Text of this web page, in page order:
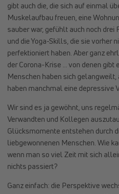
gibt auch die, die sich auf einmal
Muskelaufbau freuen, eine
sauber war, gefühlt auch noch
und die Yoga-Skills, die sie vorher
perfektioniert haben. Aber ganz
der Corona-Krise … von denen gibt
Menschen haben sich
haben manchmal eine depressive
Wir sind es ja gewöhnt, uns
Verwandten und Kollegen
Glücksmomente entstehen durch
liebgewonnenen Menschen. Wie
wenn man so viel Zeit mit sich
nichts passiert?
Ganz einfach: die Perspektive